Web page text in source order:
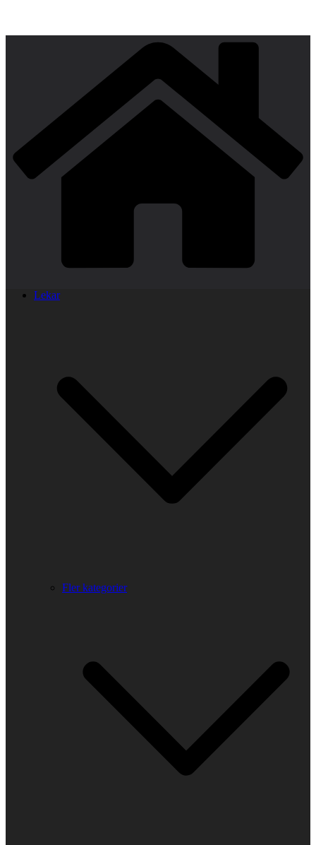
Lekar
Fler kategorier